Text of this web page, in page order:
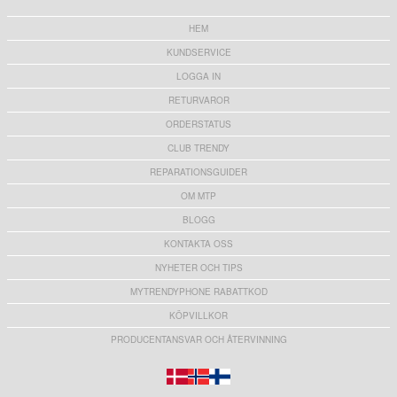
HEM
KUNDSERVICE
LOGGA IN
RETURVAROR
ORDERSTATUS
CLUB TRENDY
REPARATIONSGUIDER
OM MTP
BLOGG
KONTAKTA OSS
NYHETER OCH TIPS
MYTRENDYPHONE RABATTKOD
KÖPVILLKOR
PRODUCENTANSVAR OCH ÅTERVINNING